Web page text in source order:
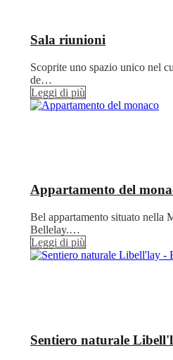
Sala riunioni
Scoprite uno spazio unico nel
de…
Leggi di più
Appartamento del
Bel appartamento situato nella
Bellelay.…
Leggi di più
Sentiero naturale